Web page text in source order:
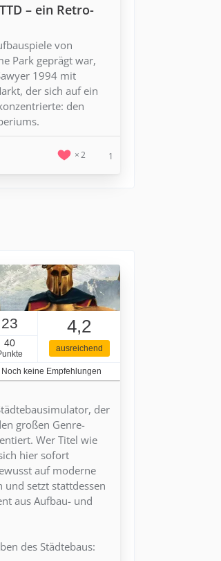
– ein Retro-
von
Park geprägt war,
1994 mit
der sich auf ein
den
2 1
23
40
4,2
ausreichend
Noch keine Empfehlungen
der
großen Genre-
Wer Titel wie
hier sofort
auf moderne
und setzt stattdessen
aus Aufbau- und
des Städtebaus: